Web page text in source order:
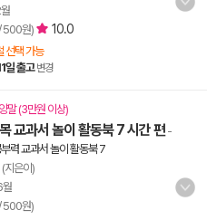
500원) 10.0
선택 가능
일 출고 변경
말 (3만원 이상)
교과서 놀이 활동북 7 시간 편 -
력 교과서 놀이 활동북 7
(지은이)
500원)